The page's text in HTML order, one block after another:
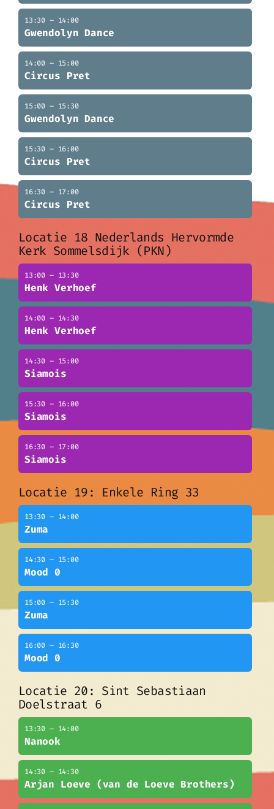
13:30 – 14:00
Gwendolyn Dance
14:00 – 15:00
Circus Pret
15:00 – 15:30
Gwendolyn Dance
15:30 – 16:00
Circus Pret
16:30 – 17:00
Circus Pret
Locatie 18 Nederlands Hervormde
Kerk Sommelsdijk (PKN)
13:00 – 13:30
Henk Verhoef
14:00 – 14:30
Henk Verhoef
14:30 – 15:00
Siamois
15:30 – 16:00
Siamois
16:30 – 17:00
Siamois
Locatie 19: Enkele Ring 33
13:30 – 14:00
Zuma
14:30 – 15:00
Mood 0
15:00 – 15:30
Zuma
16:00 – 16:30
Mood 0
Locatie 20: Sint Sebastiaan
Doelstraat 6
13:30 – 14:00
Nanook
14:30 – 14:30
Arjan Loeve (van de Loeve Brothers)